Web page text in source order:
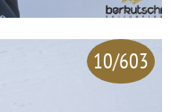
10/603